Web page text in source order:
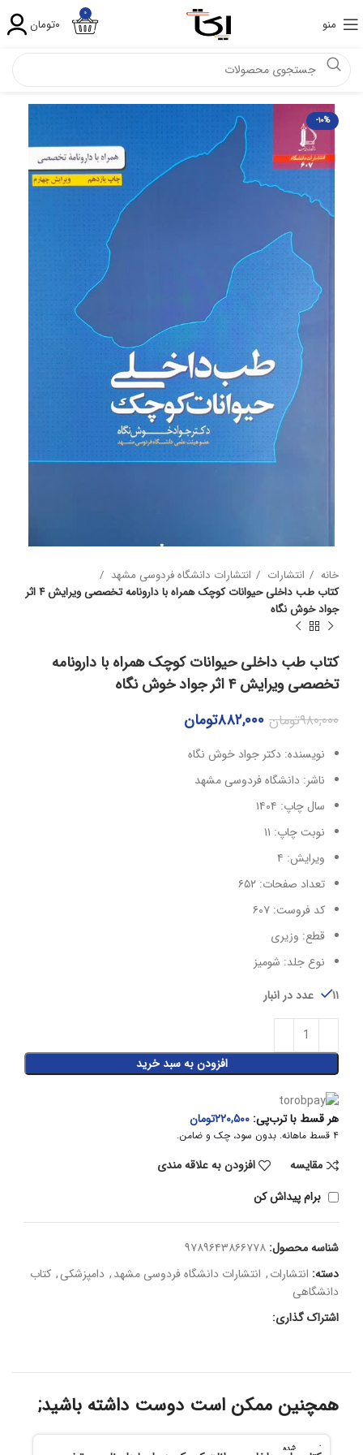
منو
۰
۰تومان
-۱۰%
خانه انتشارات
انتشارات دانشگاه فردوسی مشهد
کتاب طب داخلی حیوانات کوچک همراه با دارونامه تخصصی ویرایش ۴ اثر
جواد خوش نگاه
کتاب طب داخلی حیوانات کوچک همراه با دارونامه
تخصصی ویرایش ۴ اثر جواد خوش نگاه
۹۸۰,۰۰۰تومان ۸۸۲,۰۰۰تومان
نویسنده: دکتر جواد خوش نگاه
ناشر: دانشگاه فردوسی مشهد
سال چاپ: ۱۴۰۴
نوبت چاپ: ۱۱
ویرایش: ۴
تعداد صفحات: ۶۵۲
کد فروست: ۶۰۷
قطع: وزیری
نوع جلد: شومیز
۱۱ عدد در انبار
افزودن به سبد خرید
هر قسط با ترب‌پی: ۲۲۰,۵۰۰تومان
۴ قسط ماهانه. بدون سود، چک و ضامن.
مقايسه
افزودن به علاقه مندی
برام پیداش کن
شناسه محصول: ۹۷۸۹۶۴۳۸۶۶۷۷۸
دسته: انتشارات, انتشارات دانشگاه فردوسی مشهد, دامپزشکی, کتاب
دانشگاهی
اشتراک گذاری:
همچنین ممکن است دوست داشته باشید;
فروخته شده